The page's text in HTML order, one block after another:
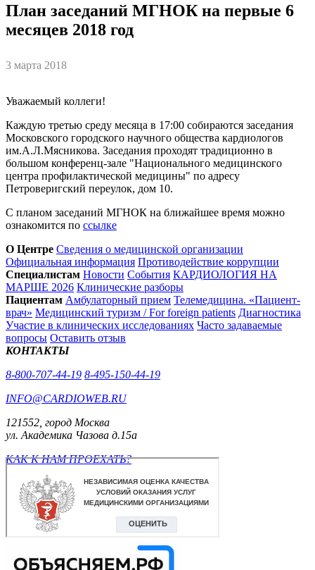
План заседаний МГНОК на первые 6
месяцев 2018 год
3 марта 2018
Уважаемый коллеги!
Каждую третью среду месяца в 17:00 собираются заседания
Московского городского научного общества кардиологов
им.А.Л.Мясникова. Заседания проходят традиционно в
большом конференц-зале "Национального медицинского
центра профилактической медицины" по адресу
Петроверигский переулок, дом 10.
С планом заседаний МГНОК на ближайшее время можно
ознакомится по ссылке
О Центре Сведения о медицинской организации
Официальная информация Противодействие коррупции
Специалистам Новости События КАРДИОЛОГИЯ НА
МАРШЕ 2026 Клинические разборы
Пациентам Амбулаторный прием Телемедицина. «Пациент-
врач» Медицинский туризм / For foreign patients Диагностика
Участие в клинических исследованиях Часто задаваемые
вопросы Оставить отзыв
КОНТАКТЫ
8-800-707-44-19 8-495-150-44-19
INFO@CARDIOWEB.RU
121552, город Москва
ул. Академика Чазова д.15а
КАК К НАМ ПРОЕХАТЬ?